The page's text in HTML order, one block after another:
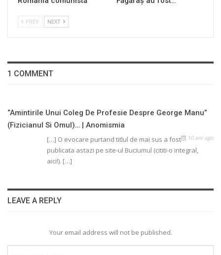
PREV NEXT
1 COMMENT
“Amintirile Unui Coleg De Profesie Despre George Manu”
(fizicianul Si Omul)… | Anomismia
10 ani ago
[…] O evocare purtand titlul de mai sus a fost
publicata astazi pe site-ul Buciumul (cititi-o integral,
aici!). […]
LEAVE A REPLY
Your email address will not be published.